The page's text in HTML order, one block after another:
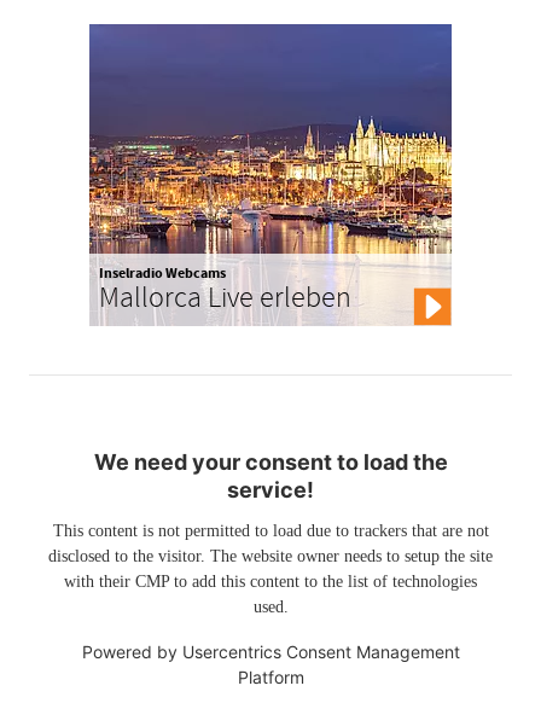
Inselradio Webcams
Mallorca Live erleben
We need your consent to load the
service!
This content is not permitted to load due to trackers that are not
disclosed to the visitor. The website owner needs to setup the site
with their CMP to add this content to the list of technologies
used.
Powered by Usercentrics Consent Management
Platform